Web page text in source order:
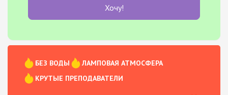
Хочу!
БЕЗ ВОДЫ
ЛАМПОВАЯ АТМОСФЕРА
КРУТЫЕ ПРЕПОДАВАТЕЛИ